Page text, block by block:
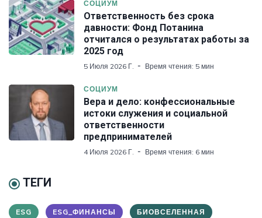
СОЦИУМ
Ответственность без срока
давности: Фонд Потанина
отчитался о результатах работы за
2025 год
5 Июля 2026 Г. Время чтения: 5 мин
СОЦИУМ
Вера и дело: конфессиональные
истоки служения и социальной
ответственности
предпринимателей
4 Июля 2026 Г. Время чтения: 6 мин
ТЕГИ
ESG ESG_ФИНАНСЫ БИОВСЕЛЕННАЯ